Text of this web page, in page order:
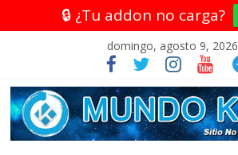
🔒 ¿Tu addon no carga?
domingo, agosto 9, 2026